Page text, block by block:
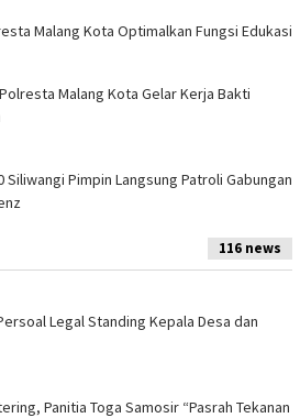
Malang Kota Optimalkan Fungsi Edukasi
Malang Kota Gelar Kerja Bakti
Pimpin Langsung Patroli Gabungan
116 news
Legal Standing Kepala Desa dan
Panitia Toga Samosir “Pasrah Tekanan